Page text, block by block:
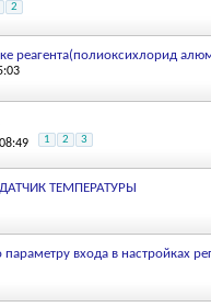
2
реагента(полиоксихлорид
1 2 3
ДАТЧИК ТЕМПЕРАТУРЫ
параметру входа в настройках